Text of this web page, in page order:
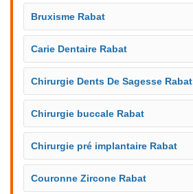
Bruxisme Rabat
Carie Dentaire Rabat
Chirurgie Dents De Sagesse Rabat
Chirurgie buccale Rabat
Chirurgie pré implantaire Rabat
Couronne Zircone Rabat